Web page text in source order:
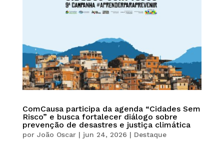
ComCausa participa da agenda “Cidades Sem
Risco” e busca fortalecer diálogo sobre
prevenção de desastres e justiça climática
por João Oscar| jun 24, 2026 | Destaque